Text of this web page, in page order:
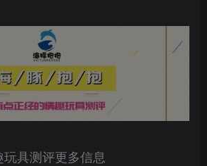
具测评更多信息